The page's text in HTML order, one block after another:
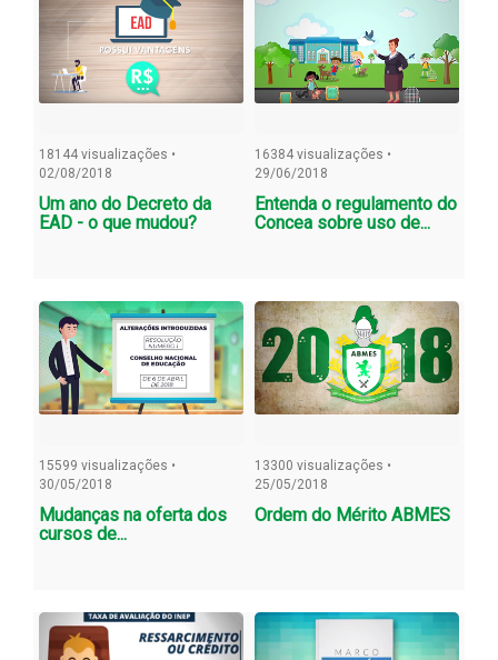
18144 visualizações •
02/08/2018
Um ano do Decreto da
EAD - o que mudou?
16384 visualizações •
29/06/2018
Entenda o regulamento do
Concea sobre uso de...
15599 visualizações •
30/05/2018
Mudanças na oferta dos
cursos de...
13300 visualizações •
25/05/2018
Ordem do Mérito ABMES